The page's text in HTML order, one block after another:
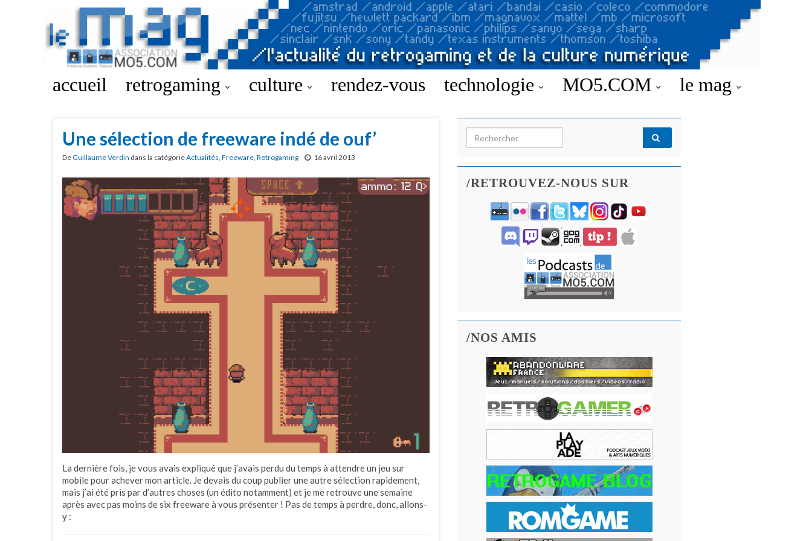
accueil retrogaming culture rendez-vous technologie MO5.COM le mag
Une sélection de freeware indé de ouf’
DeGuillaume Verdin dans la catégorieActualités, Freeware, Retrogaming 16 avril 2013
La dernière fois, je vous avais expliqué que j’avais perdu du temps à attendre un jeu sur
mobile pour achever mon article. Je devais du coup publier une autre sélection rapidement,
mais j’ai été pris par d’autres choses (un édito notamment) et je me retrouve une semaine
après avec pas moins de six freeware à vous présenter ! Pas de temps à perdre, donc, allons-
y :
Search for:
/RETROUVEZ-NOUS SUR
/NOS AMIS